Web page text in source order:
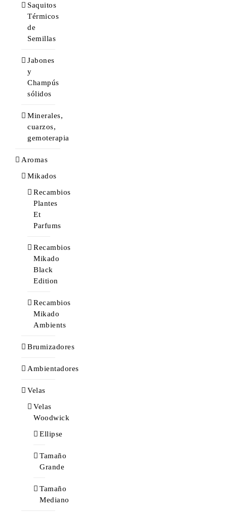
Saquitos
Térmicos
de
Semillas
Jabones
y
Champús
sólidos
Minerales,
cuarzos,
gemoterapia
Aromas
Mikados
Recambios
Plantes
Et
Parfums
Recambios
Mikado
Black
Edition
Recambios
Mikado
Ambients
Brumizadores
Ambientadores
Velas
Velas
Woodwick
Ellipse
Tamaño
Grande
Tamaño
Mediano